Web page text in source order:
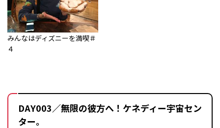
みんなはディズニーを満喫＃
４
DAY003／無限の彼方へ！ケネディー宇宙セン
ター。